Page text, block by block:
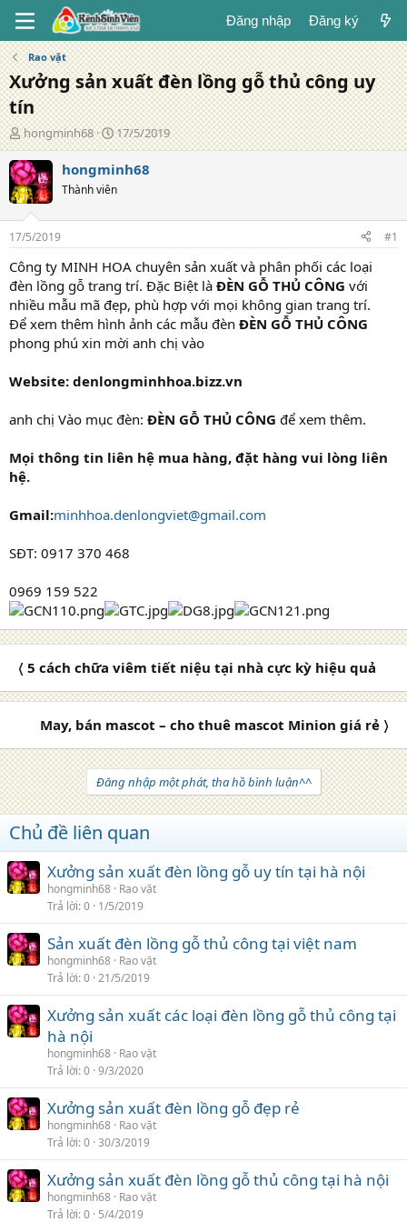
Đăng nhập Đăng ký
Rao vặt
Xưởng sản xuất đèn lồng gỗ thủ công uy
tín
T
á
c
g
i
ả
hongminh68
N
g
à
đ
g
17/5/2019
hongminh68
Thành viên
17/5/2019 #1
Công ty MINH HOA chuyên sản xuất và phân phối các loại
đèn lồng gỗ trang trí. Đặc Biệt là ĐÈN GỖ THỦ CÔNG với
nhiều mẫu mã đẹp, phù hợp với mọi không gian trang trí.
Để xem thêm hình ảnh các mẫu đèn ĐÈN GỖ THỦ CÔNG
phong phú xin mời anh chị vào
Website: denlongminhhoa.bizz.vn
anh chị Vào mục đèn: ĐÈN GỖ THỦ CÔNG để xem thêm.
Mọi thông tin liên hệ mua hàng, đặt hàng vui lòng liên
hệ.
Gmail:minhhoa.denlongviet@gmail.com
SĐT: 0917 370 468
0969 159 522
〈 5 cách chữa viêm tiết niệu tại nhà cực kỳ hiệu quả
May, bán mascot – cho thuê mascot Minion giá rẻ 〉
Đăng nhập một phát, tha hồ bình luận^^
Chủ đề liên quan
Xưởng sản xuất đèn lồng gỗ uy tín tại hà nội
hongminh68 Rao vặt
Trả lời 0 1/5/2019
Sản xuất đèn lồng gỗ thủ công tại việt nam
hongminh68 Rao vặt
Trả lời 0 21/5/2019
Xưởng sản xuất các loại đèn lồng gỗ thủ công tại
hà nội
hongminh68 Rao vặt
Trả lời 0 9/3/2020
Xưởng sản xuất đèn lồng gỗ đẹp rẻ
hongminh68 Rao vặt
Trả lời 0 30/3/2019
Xưởng sản xuất đèn lồng gỗ thủ công tại hà nội
hongminh68 Rao vặt
Trả lời 0 5/4/2019